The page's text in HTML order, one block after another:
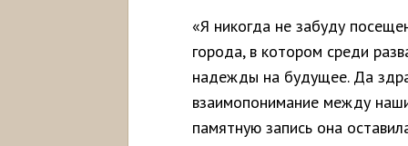
«Я никогда не забуду
города, в котором среди
надежды на будущее. Да
взаимопонимание между
памятную запись она